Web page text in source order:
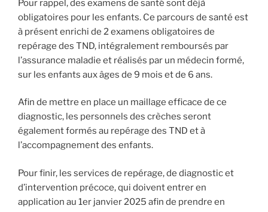
Pour rappel, des examens de santé sont déjà
obligatoires pour les enfants. Ce parcours de santé est
à présent enrichi de 2 examens obligatoires de
repérage des TND, intégralement remboursés par
l’assurance maladie et réalisés par un médecin formé,
sur les enfants aux âges de 9 mois et de 6 ans.
Afin de mettre en place un maillage efficace de ce
diagnostic, les personnels des crèches seront
également formés au repérage des TND et à
l’accompagnement des enfants.
Pour finir, les services de repérage, de diagnostic et
d’intervention précoce, qui doivent entrer en
application au 1er janvier 2025 afin de prendre en